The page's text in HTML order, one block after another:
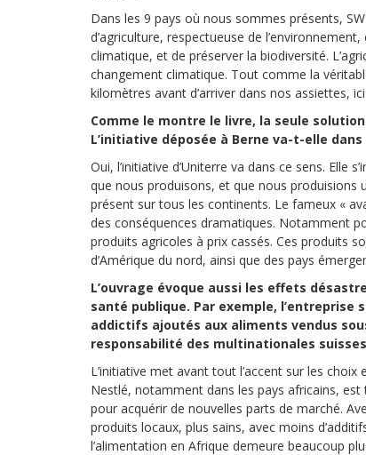
Dans les 9 pays où nous sommes présents,
d’agriculture, respectueuse de
climatique, et de préserver la biodiversité.
changement climatique. Tout comme la
kilomètres avant d’arriver dans nos assiettes,
Comme le montre le livre, la seule
L’initiative déposée à Berne va-t-elle dans
Oui, l’initiative d’Uniterre va dans ce sens. Elle
que nous produisons, et que nous
présent sur tous les continents. Le fameux «
des conséquences dramatiques. Notamment
produits agricoles à prix cassés. Ces produits
d’Amérique du nord, ainsi que des pays
L’ouvrage évoque aussi les effets
santé publique. Par exemple,
addictifs ajoutés aux aliments vendus
responsabilité des multinationales
L’initiative met avant tout l’accent sur les
Nestlé, notamment dans les pays africains,
pour acquérir de nouvelles parts de marché.
produits locaux, plus sains, avec moins
l’alimentation en Afrique demeure beaucoup